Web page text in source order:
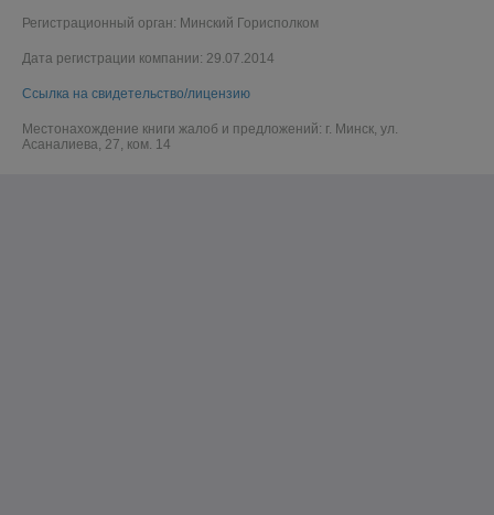
Регистрационный орган: Минский Горисполком
Дата регистрации компании: 29.07.2014
Ссылка на свидетельство/лицензию
Местонахождение книги жалоб и предложений: г. Минск, ул.
Асаналиева, 27, ком. 14